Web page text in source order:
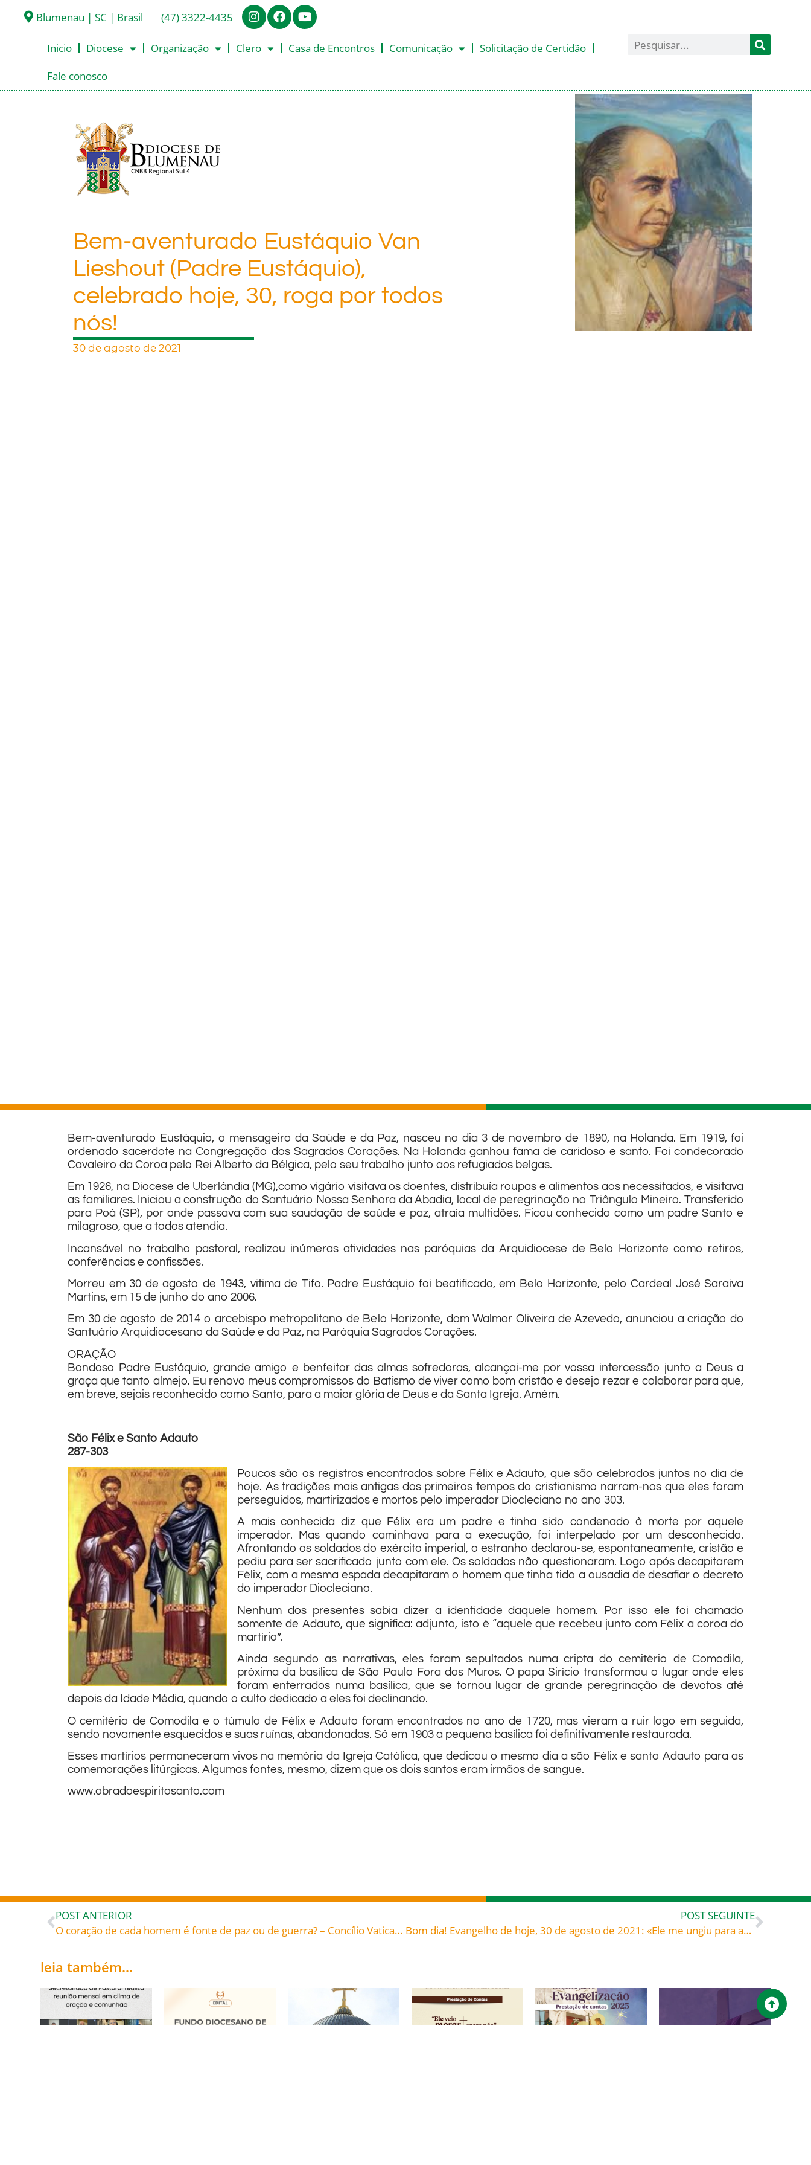
Blumenau | SC | Brasil (47) 3322-4435
Inicio Diocese Organização Clero Casa de Encontros Comunicação
Solicitação de Certidão
Fale conosco
Bem-aventurado Eustáquio Van
Lieshout (Padre Eustáquio),
celebrado hoje, 30, roga por todos
nós!
30 de agosto de 2021
Bem-aventurado Eustáquio, o mensageiro da Saúde e da Paz, nasceu no dia 3 de novembro de 1890, na Holanda. Em 1919, foi
ordenado sacerdote na Congregação dos Sagrados Corações. Na Holanda ganhou fama de caridoso e santo. Foi condecorado
Cavaleiro da Coroa pelo Rei Alberto da Bélgica, pelo seu trabalho junto aos refugiados belgas.
Em 1926, na Diocese de Uberlândia (MG),como vigário visitava os doentes, distribuía roupas e alimentos aos necessitados, e visitava
as familiares. Iniciou a construção do Santuário Nossa Senhora da Abadia, local de peregrinação no Triângulo Mineiro. Transferido
para Poá (SP), por onde passava com sua saudação de saúde e paz, atraía multidões. Ficou conhecido como um padre Santo e
milagroso, que a todos atendia.
Incansável no trabalho pastoral, realizou inúmeras atividades nas paróquias da Arquidiocese de Belo Horizonte como retiros,
conferências e confissões.
Morreu em 30 de agosto de 1943, vitima de Tifo. Padre Eustáquio foi beatificado, em Belo Horizonte, pelo Cardeal José Saraiva
Martins, em 15 de junho do ano 2006.
Em 30 de agosto de 2014 o arcebispo metropolitano de Belo Horizonte, dom Walmor Oliveira de Azevedo, anunciou a criação do
Santuário Arquidiocesano da Saúde e da Paz, na Paróquia Sagrados Corações.
ORAÇÃO
Bondoso Padre Eustáquio, grande amigo e benfeitor das almas sofredoras, alcançai-me por vossa intercessão junto a Deus a
graça que tanto almejo. Eu renovo meus compromissos do Batismo de viver como bom cristão e desejo rezar e colaborar para que,
em breve, sejais reconhecido como Santo, para a maior glória de Deus e da Santa Igreja. Amém.
São Félix e Santo Adauto
287-303
Poucos são os registros encontrados sobre Félix e Adauto, que são celebrados juntos no dia de
hoje. As tradições mais antigas dos primeiros tempos do cristianismo narram-nos que eles foram
perseguidos, martirizados e mortos pelo imperador Diocleciano no ano 303.
A mais conhecida diz que Félix era um padre e tinha sido condenado à morte por aquele
imperador. Mas quando caminhava para a execução, foi interpelado por um desconhecido.
Afrontando os soldados do exército imperial, o estranho declarou-se, espontaneamente, cristão e
pediu para ser sacrificado junto com ele. Os soldados não questionaram. Logo após decapitarem
Félix, com a mesma espada decapitaram o homem que tinha tido a ousadia de desafiar o decreto
do imperador Diocleciano.
Nenhum dos presentes sabia dizer a identidade daquele homem. Por isso ele foi chamado
somente de Adauto, que significa: adjunto, isto é “aquele que recebeu junto com Félix a coroa do
martírio”.
Ainda segundo as narrativas, eles foram sepultados numa cripta do cemitério de Comodila,
próxima da basílica de São Paulo Fora dos Muros. O papa Sirício transformou o lugar onde eles
foram enterrados numa basílica, que se tornou lugar de grande peregrinação de devotos até
depois da Idade Média, quando o culto dedicado a eles foi declinando.
O cemitério de Comodila e o túmulo de Félix e Adauto foram encontrados no ano de 1720, mas vieram a ruir logo em seguida,
sendo novamente esquecidos e suas ruínas, abandonadas. Só em 1903 a pequena basílica foi definitivamente restaurada.
Esses martírios permaneceram vivos na memória da Igreja Católica, que dedicou o mesmo dia a são Félix e santo Adauto para as
comemorações litúrgicas. Algumas fontes, mesmo, dizem que os dois santos eram irmãos de sangue.
www.obradoespiritosanto.com
POST ANTERIOR
O coração de cada homem é fonte de paz ou de guerra? – Concílio Vaticano II Constituição dogmática sobre a Igreja no mundo de hoje «Gaudium et spes» § 82
POST SEGUINTE
Bom dia! Evangelho de hoje, 30 de agosto de 2021: «Ele me ungiu para anunciar a boa nova» – São João Paulo II (1920-2005) papa – Exortação apostólica «Christifideles laici», §§ 13-14
leia também...